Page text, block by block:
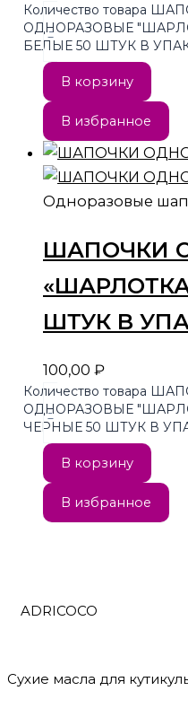
ADRICOCO
Сухие масла для
-
Количество товара
ОДНОРАЗОВЫЕ
БЕЛЫЕ 50 ШТУК В
В корзину
В избранное
Одноразовые
ШАПОЧКИ
ШТУК В
100,00 ₽
-
Количество товара
ОДНОРАЗОВЫЕ
ЧЕРНЫЕ 50 ШТУК В
В корзину
В избранное